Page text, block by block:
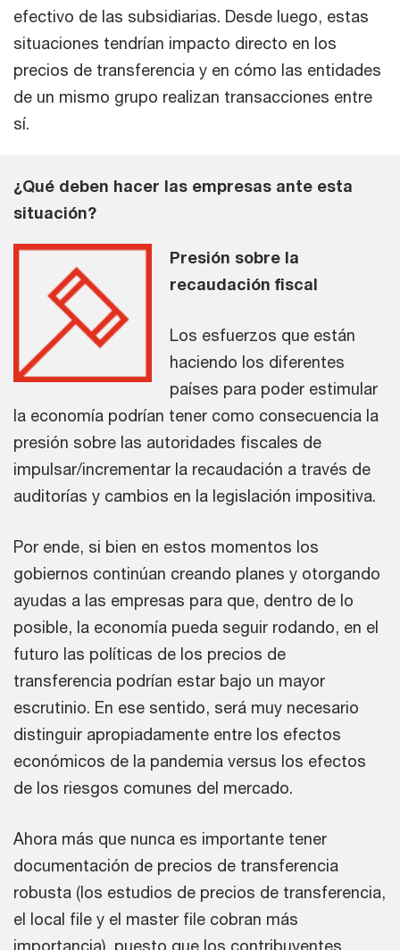
efectivo de las subsidiarias. Desde luego, estas
situaciones tendrían impacto directo en los
precios de transferencia y en cómo las entidades
de un mismo grupo realizan transacciones entre
sí.
¿Qué deben hacer las empresas ante esta
situación?
Presión sobre la
recaudación fiscal
Los esfuerzos que están
haciendo los diferentes
países para poder estimular
la economía podrían tener como consecuencia la
presión sobre las autoridades fiscales de
impulsar/incrementar la recaudación a través de
auditorías y cambios en la legislación impositiva.
Por ende, si bien en estos momentos los
gobiernos continúan creando planes y otorgando
ayudas a las empresas para que, dentro de lo
posible, la economía pueda seguir rodando, en el
futuro las políticas de los precios de
transferencia podrían estar bajo un mayor
escrutinio. En ese sentido, será muy necesario
distinguir apropiadamente entre los efectos
económicos de la pandemia versus los efectos
de los riesgos comunes del mercado.
Ahora más que nunca es importante tener
documentación de precios de transferencia
robusta (los estudios de precios de transferencia,
el local file y el master file cobran más
importancia), puesto que los contribuyentes